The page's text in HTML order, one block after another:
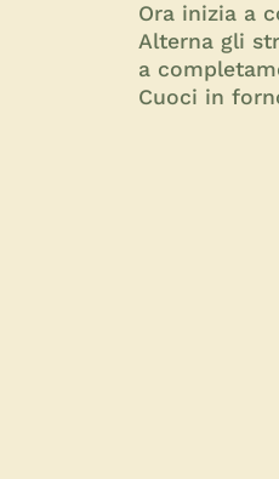
Ora inizia a
Alterna gli
a
Cuoci in